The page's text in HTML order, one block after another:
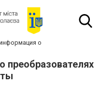
о
преобразователях